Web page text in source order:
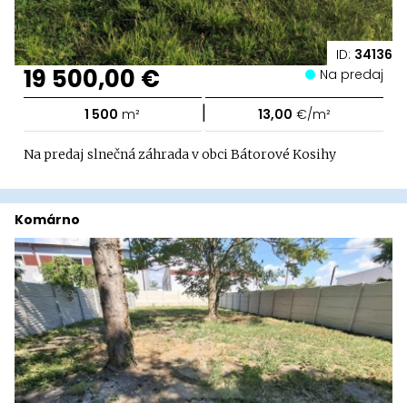
ID: 34136
19 500,00 € Na predaj
1 500 m² | 13,00 €/m²
Na predaj slnečná záhrada v obci Bátorové Kosihy
Komárno